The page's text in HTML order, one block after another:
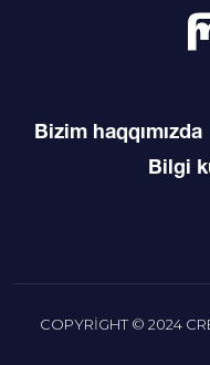
Bizim haqqımızda
Bilgi
COPYRIGHT © 2024